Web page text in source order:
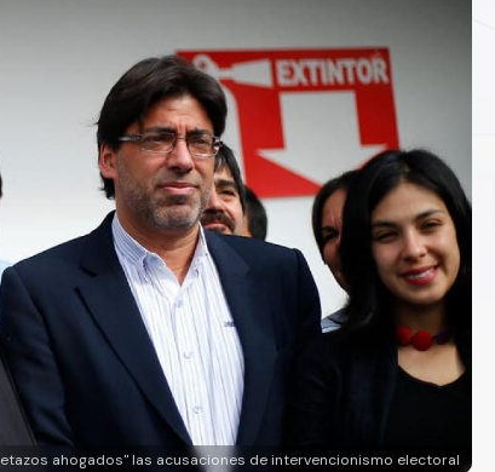
ahogados" las acusaciones de intervencionismo electoral